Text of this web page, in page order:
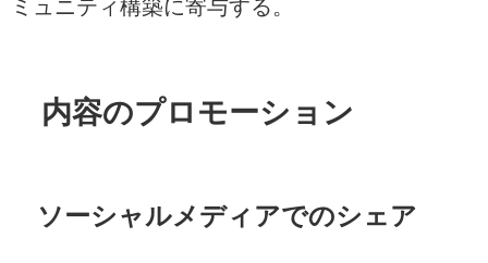
ミュニティ構築に寄与する。
内容のプロモーション
ソーシャルメディアでのシェア